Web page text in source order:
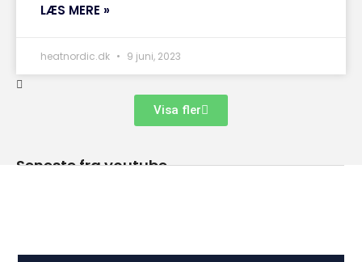
LÆS MERE »
heatnordic.dk 9 juni, 2023
Visa fler
Seneste fra youtube